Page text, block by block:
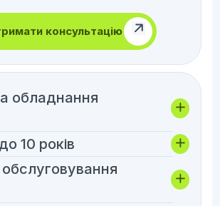
консультацію
обладнання
10 років